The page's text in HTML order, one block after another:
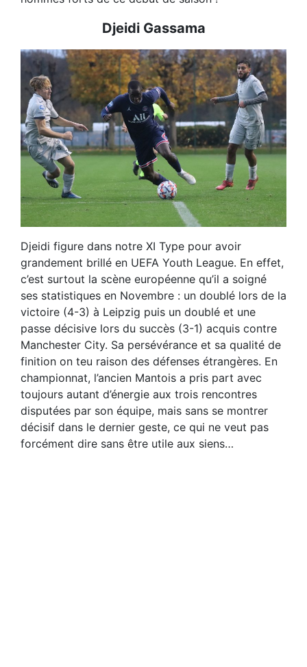
Djeidi Gassama
Djeidi figure dans notre XI Type pour avoir
grandement brillé en UEFA Youth League. En effet,
c’est surtout la scène européenne qu’il a soigné
ses statistiques en Novembre : un doublé lors de la
victoire (4-3) à Leipzig puis un doublé et une
passe décisive lors du succès (3-1) acquis contre
Manchester City. Sa persévérance et sa qualité de
finition on teu raison des défenses étrangères. En
championnat, l’ancien Mantois a pris part avec
toujours autant d’énergie aux trois rencontres
disputées par son équipe, mais sans se montrer
décisif dans le dernier geste, ce qui ne veut pas
forcément dire sans être utile aux siens…